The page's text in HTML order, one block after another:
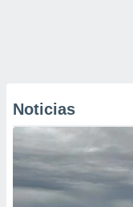
Noticias